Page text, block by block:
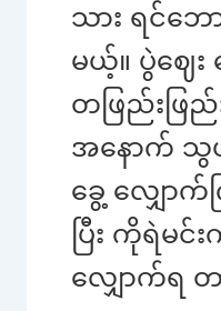
သား ရင်ဘေ
မယ့်။ ပွဲဈေ
တဖြည်းဖ
အနောက် သွ
ခွေ့ လျှော
ပြီး ကိုရဲ
လျှောက်ရ တ